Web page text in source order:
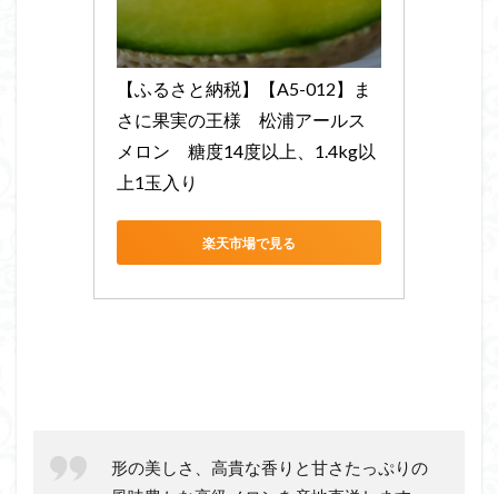
【ふるさと納税】【A5-012】ま
さに果実の王様　松浦アールス
メロン　糖度14度以上、1.4kg以
上1玉入り
楽天市場で見る
形の美しさ、高貴な香りと甘さたっぷりの